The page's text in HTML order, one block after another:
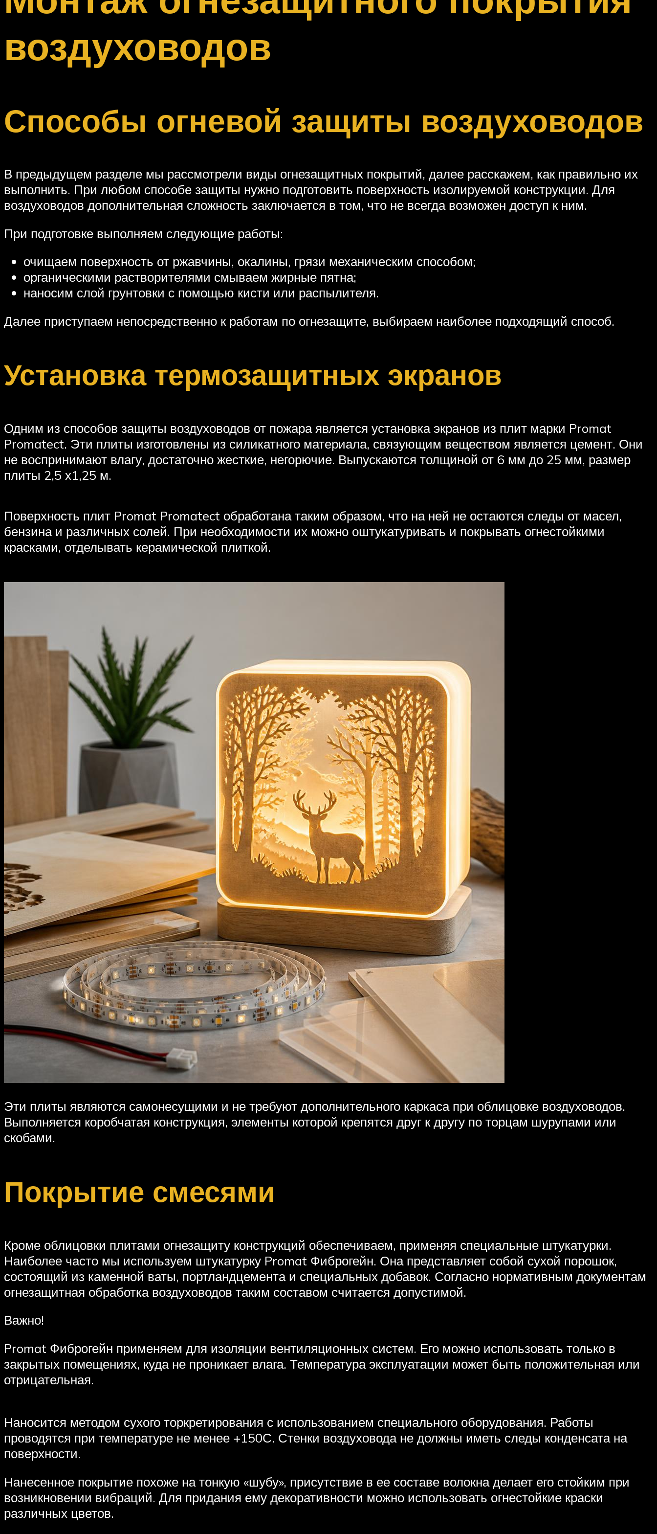
воздуховодов
Способы огневой защиты воздуховодов
В предыдущем разделе мы рассмотрели виды огнезащитных покрытий, далее расскажем, как правильно их
выполнить. При любом способе защиты нужно подготовить поверхность изолируемой конструкции. Для
воздуховодов дополнительная сложность заключается в том, что не всегда возможен доступ к ним.
При подготовке выполняем следующие работы:
очищаем поверхность от ржавчины, окалины, грязи механическим способом;
органическими растворителями смываем жирные пятна;
наносим слой грунтовки с помощью кисти или распылителя.
Далее приступаем непосредственно к работам по огнезащите, выбираем наиболее подходящий способ.
Установка термозащитных экранов
Одним из способов защиты воздуховодов от пожара является установка экранов из плит марки Promat
Promatect. Эти плиты изготовлены из силикатного материала, связующим веществом является цемент. Они
не воспринимают влагу, достаточно жесткие, негорючие. Выпускаются толщиной от 6 мм до 25 мм, размер
плиты 2,5 х1,25 м.
Поверхность плит Promat Promatect обработана таким образом, что на ней не остаются следы от масел,
бензина и различных солей. При необходимости их можно оштукатуривать и покрывать огнестойкими
красками, отделывать керамической плиткой.
Эти плиты являются самонесущими и не требуют дополнительного каркаса при облицовке воздуховодов.
Выполняется коробчатая конструкция, элементы которой крепятся друг к другу по торцам шурупами или
скобами.
Покрытие смесями
Кроме облицовки плитами огнезащиту конструкций обеспечиваем, применяя специальные штукатурки.
Наиболее часто мы используем штукатурку Promat Фиброгейн. Она представляет собой сухой порошок,
состоящий из каменной ваты, портландцемента и специальных добавок. Согласно нормативным документам
огнезащитная обработка воздуховодов таким составом считается допустимой.
Важно!
Promat Фиброгейн применяем для изоляции вентиляционных систем. Его можно использовать только в
закрытых помещениях, куда не проникает влага. Температура эксплуатации может быть положительная или
отрицательная.
Наносится методом сухого торкретирования с использованием специального оборудования. Работы
проводятся при температуре не менее +150С. Стенки воздуховода не должны иметь следы конденсата на
поверхности.
Нанесенное покрытие похоже на тонкую «шубу», присутствие в ее составе волокна делает его стойким при
возникновении вибраций. Для придания ему декоративности можно использовать огнестойкие краски
различных цветов.